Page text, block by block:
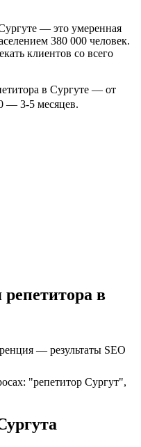
— это умеренная
380 000 человек.
клиентов со всего
в Сургуте — от
— 3-5 месяцев.
в
— результаты SEO
"репетитор Сургут",